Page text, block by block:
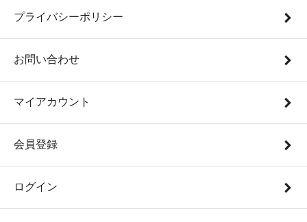
プライバシーポリシー
お問い合わせ
マイアカウント
会員登録
ログイン